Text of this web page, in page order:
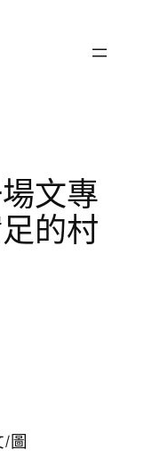
文專
的村
/圖